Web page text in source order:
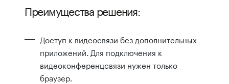
Преимущества решения:
Доступ к видеосвязи без дополнительных
приложений. Для подключения к
видеоконференцсвязи нужен только
браузер.